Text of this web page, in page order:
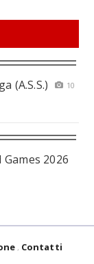
(A.S.S.)
10
2026
Contatti